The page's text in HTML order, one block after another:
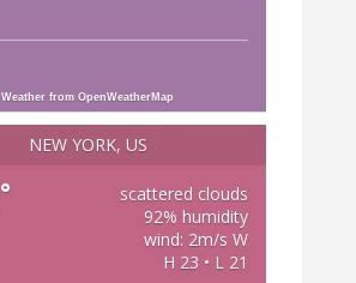
Weather from OpenWeatherMap
NEW YORK, US
°
scattered clouds
92% humidity
wind: 2m/s W
H 23 • L 21